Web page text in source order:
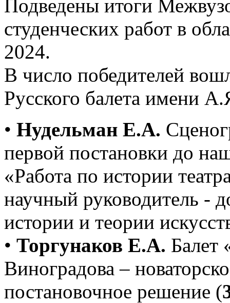
Подведены итоги
студенческих работ в
2024.
В число победителей
Русского балета имени
• Нудельман Е.А.
первой постановки до
«Работа по истории
научный руководитель -
истории и теории
• Торгунаков Е.А. Балет
Виноградова –
постановочное решение (